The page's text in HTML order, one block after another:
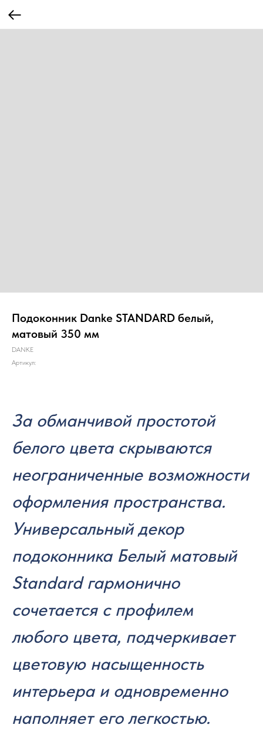
Подоконник Danke STANDARD белый,
матовый 350 мм
DANKE
Артикул:
За обманчивой простотой
белого цвета скрываются
неограниченные возможности
оформления пространства.
Универсальный декор
подоконника Белый матовый
Standard гармонично
сочетается с профилем
любого цвета, подчеркивает
цветовую насыщенность
интерьера и одновременно
наполняет его легкостью.